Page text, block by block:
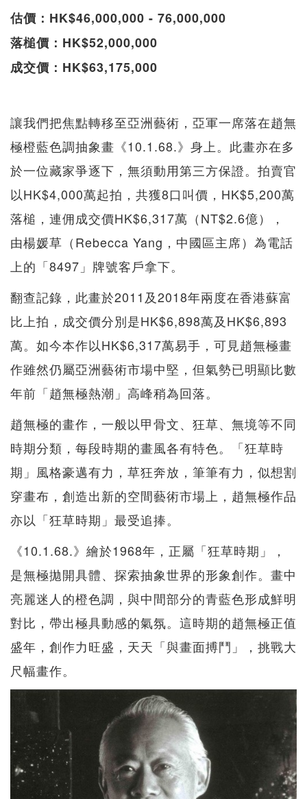
估價：HK$46,000,000 - 76,000,000
落槌價：HK$52,000,000
成交價：HK$63,175,000
讓我們把焦點轉移至亞洲藝術，亞軍一席落在趙無
極橙藍色調抽象畫《10.1.68.》身上。此畫亦在多
於一位藏家爭逐下，無須動用第三方保證。拍賣官
以HK$4,000萬起拍，共獲8口叫價，HK$5,200萬
落槌，連佣成交價HK$6,317萬（NT$2.6億），
由楊媛草（Rebecca Yang，中國區主席）為電話
上的「8497」牌號客戶拿下。
翻查記錄，此畫於2011及2018年兩度在香港蘇富
比上拍，成交價分別是HK$6,898萬及HK$6,893
萬。如今本作以HK$6,317萬易手，可見趙無極畫
作雖然仍屬亞洲藝術市場中堅，但氣勢已明顯比數
年前「趙無極熱潮」高峰稍為回落。
趙無極的畫作，一般以甲骨文、狂草、無境等不同
時期分類，每段時期的畫風各有特色。「狂草時
期」風格豪邁有力，草狂奔放，筆筆有力，似想割
穿畫布，創造出新的空間藝術市場上，趙無極作品
亦以「狂草時期」最受追捧。
《10.1.68.》繪於1968年，正屬「狂草時期」，
是無極拋開具體、探索抽象世界的形象創作。畫中
亮麗迷人的橙色調，與中間部分的青藍色形成鮮明
對比，帶出極具動感的氣氛。這時期的趙無極正值
盛年，創作力旺盛，天天「與畫面搏鬥」，挑戰大
尺幅畫作。